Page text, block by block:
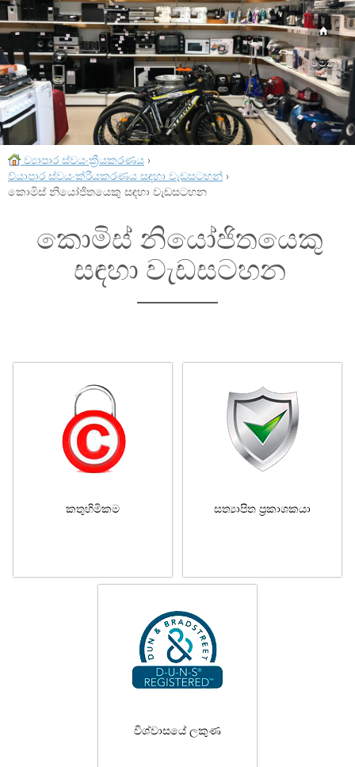
මෙනු
ව්‍යාපාර ස්වයංක්‍රීයකරණය ›
ව්යාපාර ස්වයංක්රීයකරණය සඳහා වැඩසටහන් ›
කොමිස් නියෝජිතයෙකු සඳහා වැඩසටහන
කොමිස් නියෝජිතයෙකු
සඳහා වැඩසටහන
කතුහිමිකම සත්‍යාපිත ප්‍රකාශකයා
විශ්වාසයේ ලකුණ